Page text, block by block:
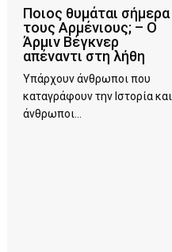
Ποιος θυμάται σήμερα
τους Αρμένιους; – Ο
Άρμιν Βέγκνερ
απέναντι στη λήθη
Υπάρχουν άνθρωποι που
καταγράφουν την Ιστορία και
άνθρωποι...